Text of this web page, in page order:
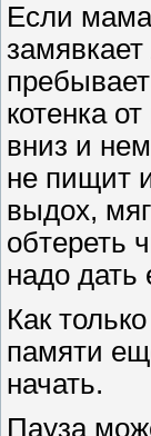
Если
котенка
вниз и
не пищит
выдох,
обтереть
надо дать
Как
памяти
начать.
Пауза